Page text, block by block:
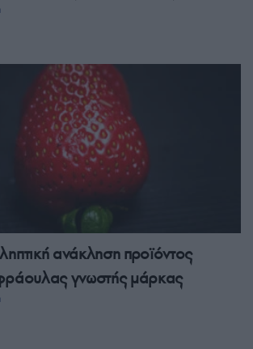
ανάκληση προϊόντος
γνωστής μάρκας